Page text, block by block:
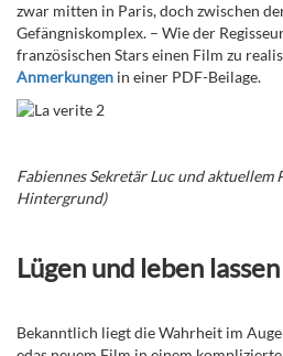
zwar mitten in Paris, doch zwischen
Gefängniskomplex. – Wie der
französischen Stars einen Film zu
Anmerkungen in einer PDF-Beilage.
Fabiennes Sekretär Luc und aktuellem
Hintergrund)
Lügen und leben lassen
Bekanntlich liegt die Wahrheit im